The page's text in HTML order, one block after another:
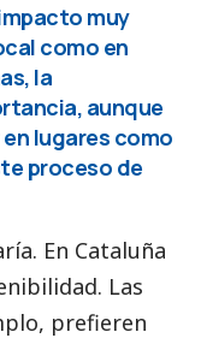
muy
como en
la
aunque
lugares como
proceso de
En Cataluña
Las
prefieren